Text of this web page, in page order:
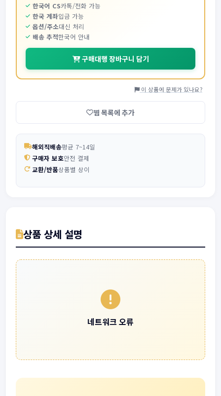
한국어 CS카톡/전화 가능
한국 계좌입금 가능
옵션/주소대신 처리
배송 추적한국어 안내
구매대행 장바구니 담기
이 상품에 문제가 있나요?
찜 목록에 추가
해외직배송평균 7~14일
구매자 보호안전 결제
교환/반품상품별 상이
상품 상세 설명
네트워크 오류